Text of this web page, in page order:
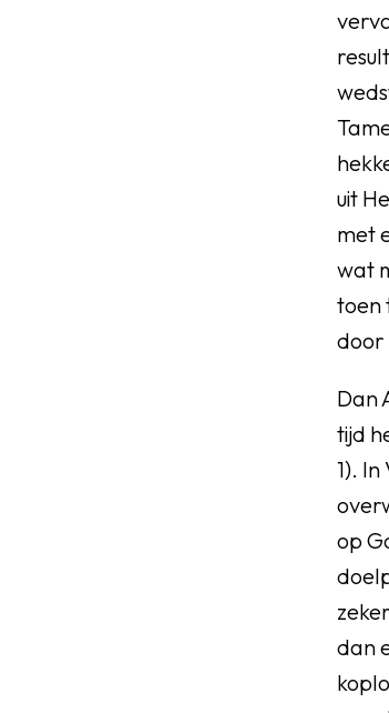
LIDMAATSCHAP
uit
met
wat
toen
door
Dan
tijd
1).
op
dan